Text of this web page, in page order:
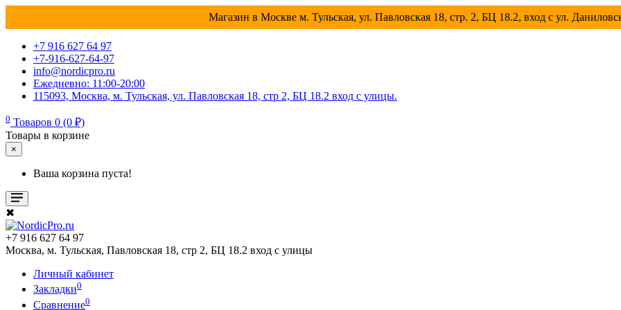
Магазин в Москве м. Тульская, ул. Павловская 18, стр. 2, БЦ 18.2, вход с ул.
+7 916 627 64 97
+7-916-627-64-97
info@nordicpro.ru
Ежедневно: 11:00-20:00
115093, Москва, м. Тульская, ул. Павловская 18, стр 2, БЦ 18.2 вход с улицы.
0 Товаров 0 (0 ₽)
Товары в корзине
×
Ваша корзина пуста!
✖
+7 916 627 64 97
Москва, м. Тульская, Павловская 18, стр 2, БЦ 18.2 вход с улицы
Личный кабинет
Закладки0
Сравнение0